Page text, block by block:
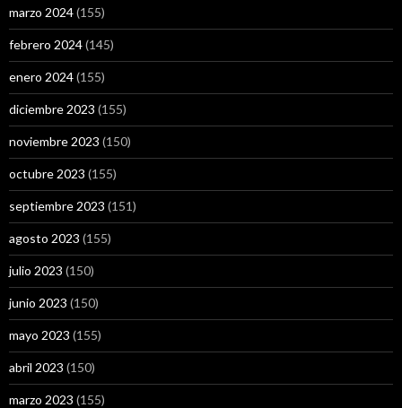
marzo 2024(155)
febrero 2024(145)
enero 2024(155)
diciembre 2023 (155)
noviembre 2023 (150)
octubre 2023 (155)
septiembre 2023 (151)
agosto 2023 (155)
julio 2023 (150)
junio 2023 (150)
mayo 2023 (155)
abril 2023 (150)
marzo 2023 (155)